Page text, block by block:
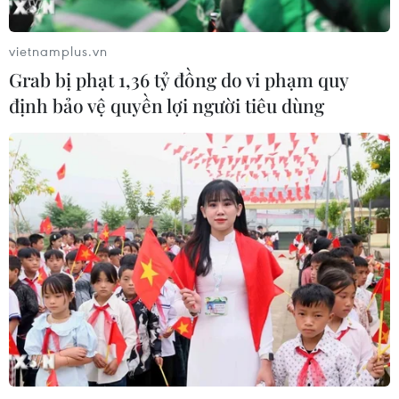
74% số ca mắc COVID-19 tại
Việt Nam được công bố khỏi bệnh
17/04/2020 09:11
Thống kê mới nhất từ tiểu Ban điều trị-Ban Chỉ đạo
Quốc gia phòng, chống dịch COVID-19 cho biết hôm
nay, 17/4, cả nước đã có 21 bệnh nhân mắc COVID-19
được công bố khỏi bệnh.
vietnamplus.vn
Grab bị phạt 1,36 tỷ đồng do vi phạm quy
định bảo vệ quyền lợi người tiêu dùng